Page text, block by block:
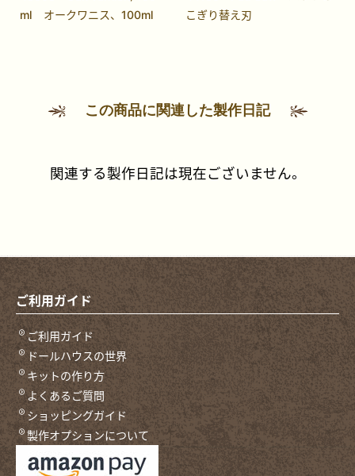
ml オークワニス、100ml
こぎり替え刃
この商品に関連した製作日記
関連する製作日記は現在ございません。
ご利用ガイド
ご利用ガイド
ドールハウスの世界
キットの作り方
よくあるご質問
ショッピングガイド
製作オプションについて